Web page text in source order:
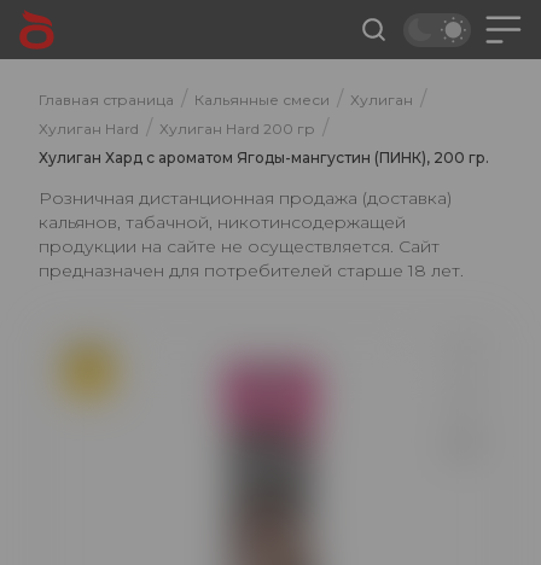
Главная страница / Кальянные смеси / Хулиган /
Хулиган Hard / Хулиган Hard 200 гр /
Хулиган Хард с ароматом Ягоды-мангустин (ПИНК), 200 гр.
Розничная дистанционная продажа (доставка)
кальянов, табачной, никотинсодержащей
продукции на сайте не осуществляется. Сайт
предназначен для потребителей старше 18 лет.